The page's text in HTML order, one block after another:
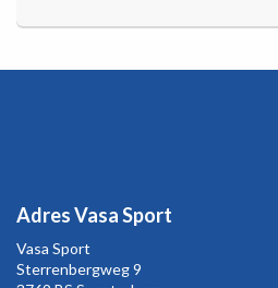
Adres Vasa Sport
Vasa Sport
Sterrenbergweg9